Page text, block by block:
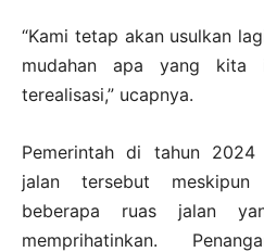
“Kami tetap akan usulkan
mudahan apa yang kita
terealisasi,” ucapnya.
Pemerintah di tahun 2024
jalan tersebut
beberapa ruas jalan
memprihatinkan.